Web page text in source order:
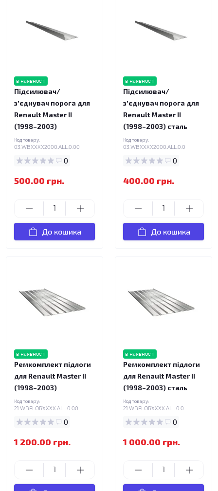
в наявності
Підсилювач/
зʼєднувач порога для
Renault Master II
(1998–2003)
Код товару:
03.WBXXXX2000.ALL.0.00
0
500.00 грн.
До кошика
в наявності
Підсилювач/
зʼєднувач порога для
Renault Master II
(1998–2003) сталь
Код товару:
03.WBXXXX2000.ALL.0.0
0
400.00 грн.
До кошика
в наявності
Ремкомплект підлоги
для Renault Master II
(1998–2003)
Код товару:
21.WBFLORXXXX.ALL.0.00
0
1 200.00 грн.
в наявності
Ремкомплект підлоги
для Renault Master II
(1998–2003) сталь
Код товару:
21.WBFLORXXXX.ALL.0.0
0
1 000.00 грн.